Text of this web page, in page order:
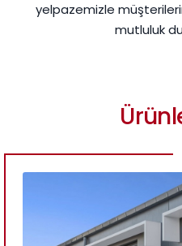
yelpazemizle
mutluluk